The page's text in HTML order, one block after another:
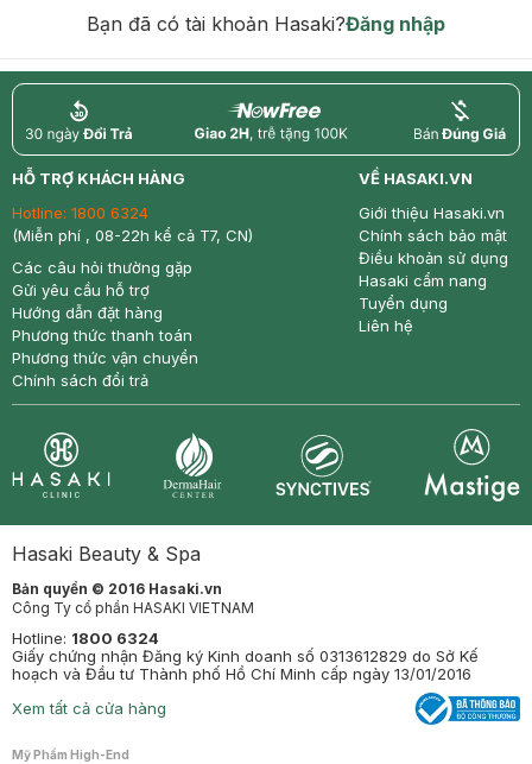
Bạn đã có tài khoản Hasaki?Đăng nhập
return nowfree price
HỖ TRỢ KHÁCH HÀNG
Hotline: 1800 6324
(Miễn phí , 08-22h kể cả T7, CN)
Các câu hỏi thường gặp
Gửi yêu cầu hỗ trợ
Hướng dẫn đặt hàng
Phương thức thanh toán
Phương thức vận chuyển
Chính sách đổi trả
VỀ HASAKI.VN
Giới thiệu Hasaki.vn
Chính sách bảo mật
Điều khoản sử dụng
Hasaki cẩm nang
Tuyển dụng
Liên hệ
Hasaki Beauty & Spa
Bản quyền © 2016 Hasaki.vn
Công Ty cổ phần HASAKI VIETNAM
Hotline: 1800 6324
Giấy chứng nhận Đăng ký Kinh doanh số 0313612829 do Sở Kế
hoạch và Đầu tư Thành phố Hồ Chí Minh cấp ngày 13/01/2016
Xem tất cả cửa hàng
Mỹ Phẩm High-End